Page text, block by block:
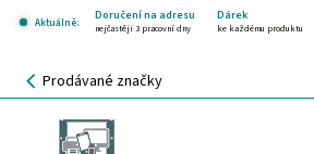
Aktuálně:
Doručení na adresu Dárek
nejčastěji 3 pracovní dny ke každému produktu
NÁKUPNÍ
KOŠÍK
Prodávané značky